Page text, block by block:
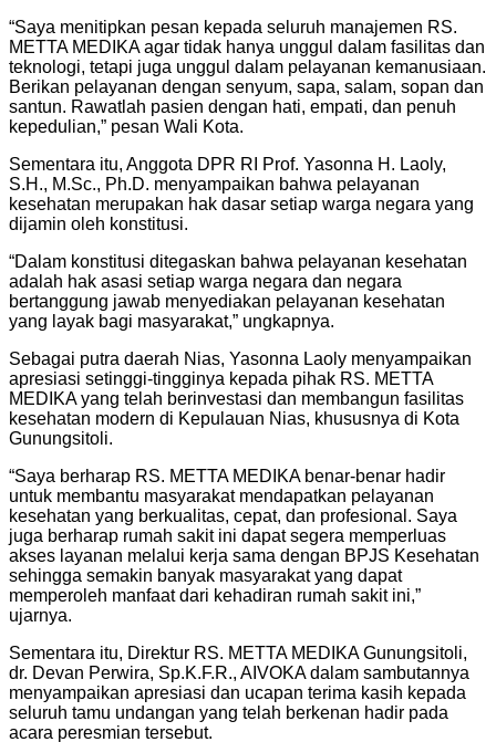
“Saya menitipkan pesan kepada seluruh manajemen RS.
METTA MEDIKA agar tidak hanya unggul dalam fasilitas dan
teknologi, tetapi juga unggul dalam pelayanan kemanusiaan.
Berikan pelayanan dengan senyum, sapa, salam, sopan dan
santun. Rawatlah pasien dengan hati, empati, dan penuh
kepedulian,” pesan Wali Kota.
Sementara itu, Anggota DPR RI Prof. Yasonna H. Laoly,
S.H., M.Sc., Ph.D. menyampaikan bahwa pelayanan
kesehatan merupakan hak dasar setiap warga negara yang
dijamin oleh konstitusi.
“Dalam konstitusi ditegaskan bahwa pelayanan kesehatan
adalah hak asasi setiap warga negara dan negara
bertanggung jawab menyediakan pelayanan kesehatan
yang layak bagi masyarakat,” ungkapnya.
Sebagai putra daerah Nias, Yasonna Laoly menyampaikan
apresiasi setinggi-tingginya kepada pihak RS. METTA
MEDIKA yang telah berinvestasi dan membangun fasilitas
kesehatan modern di Kepulauan Nias, khususnya di Kota
Gunungsitoli.
“Saya berharap RS. METTA MEDIKA benar-benar hadir
untuk membantu masyarakat mendapatkan pelayanan
kesehatan yang berkualitas, cepat, dan profesional. Saya
juga berharap rumah sakit ini dapat segera memperluas
akses layanan melalui kerja sama dengan BPJS Kesehatan
sehingga semakin banyak masyarakat yang dapat
memperoleh manfaat dari kehadiran rumah sakit ini,”
ujarnya.
Sementara itu, Direktur RS. METTA MEDIKA Gunungsitoli,
dr. Devan Perwira, Sp.K.F.R., AIVOKA dalam sambutannya
menyampaikan apresiasi dan ucapan terima kasih kepada
seluruh tamu undangan yang telah berkenan hadir pada
acara peresmian tersebut.